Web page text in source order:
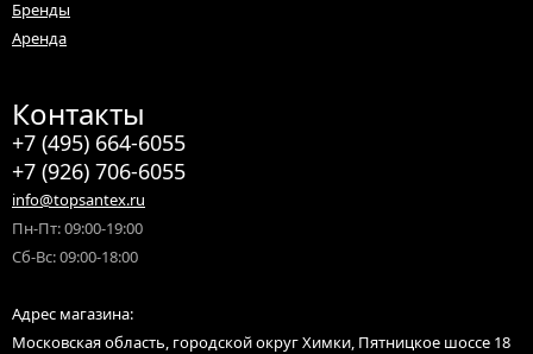
Доставляем по Москве и Московской области (Химки, Зеленоград,
Солнечногорск, Долгопрудный, Брехово, Есипово, Менделеево,
Отправляем заказы оптом и в розницу по России для юридических
лиц, ИП, самозанятых, а также физических лиц до терминала
транспортной компании.
Бренды
Аренда
Контакты
+7 (495) 664-6055
+7 (926) 706-6055
info@topsantex.ru
Пн-Пт: 09:00-19:00
Сб-Вс: 09:00-18:00
Адрес магазина:
Московская область, городской округ Химки, Пятницкое шоссе 18